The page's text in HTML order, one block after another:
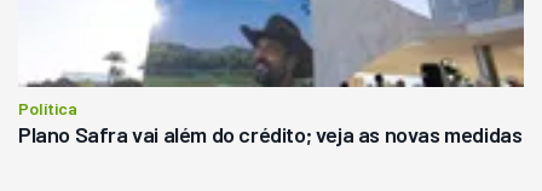
Política
Plano Safra vai além do crédito; veja as novas medidas